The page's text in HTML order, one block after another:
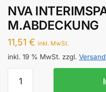
NVA
M.ABDECKUNG
11,51 € inkl. MwSt.
inkl. 19 % MwSt. zzgl.
INTERIMSPANGE